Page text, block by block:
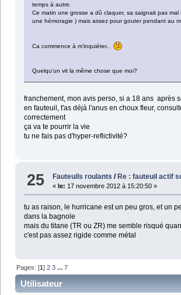
temps à autre.
Ce matin une grosse a dû claquer, sa saignait pas mal
une hémoragie ) mais assez pour gouter pendant au
Ca commence à m'inquiéter..
Quelqu'un vit la même chose que moi?
franchement, mon avis perso, si a 18 ans après
en fauteuil, t'as déjà l'anus en choux fleur,
correctement
ça va te pourrir la vie
tu ne fais pas d'hyper-reflictivité?
25 Fauteuils roulants / Re : fauteuil actif
«le: 17 novembre 2012 à 15:20:50 »
tu as raison, le hurricane est un peu gros, et un
dans la bagnole
mais du titane (TR ou ZR) me semble risqué
c'est pas assez rigide comme métal
Pages: [1]2 3 ...7
Utilisateur